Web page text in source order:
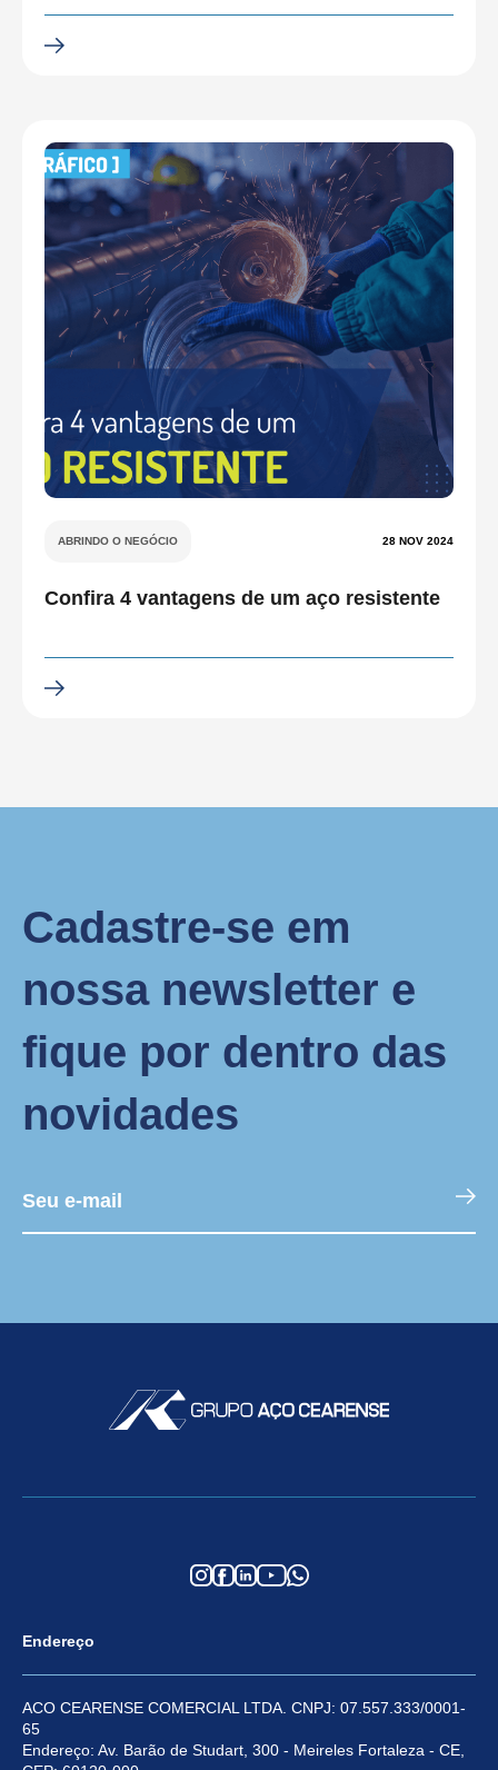
ABRINDO O NEGÓCIO 28 NOV 2024
Confira 4 vantagens de um aço resistente
Cadastre-se em
nossa newsletter e
fique por dentro das
novidades
Endereço
ACO CEARENSE COMERCIAL LTDA. CNPJ: 07.557.333/0001-
65
Endereço: Av. Barão de Studart, 300 - Meireles Fortaleza - CE,